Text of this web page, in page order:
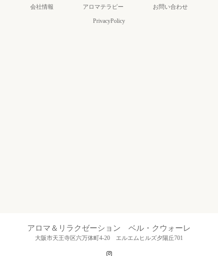
会社情報 アロマテラピー お問い合わせ
PrivacyPolicy
アロマ＆リラクゼーション ベル・クウォーレ
大阪市天王寺区六万体町4-20 エルエムヒルズ夕陽丘701